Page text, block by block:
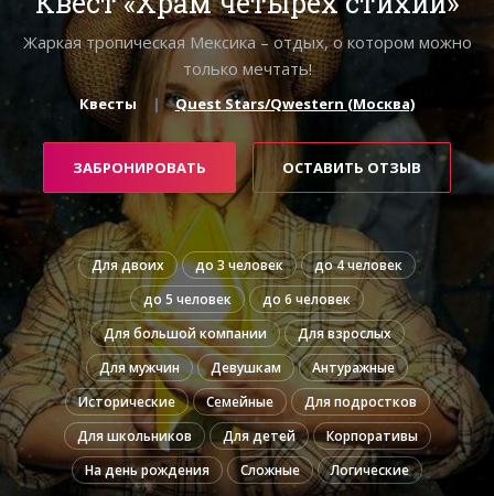
Жаркая тропическая Мексика – отдых, о котором можно
только мечтать!
Квесты Quest Stars/Qwestern (Москва)
ЗАБРОНИРОВАТЬ ОСТАВИТЬ ОТЗЫВ
Для двоих до 3 человек
до 4 человек
до 5 человек
до 6 человек
Для большой компании
Для взрослых
Для мужчин
Девушкам
Антуражные
Исторические
Семейные
Для подростков
Для школьников
Для детей
Корпоративы
На день рождения
Сложные Логические